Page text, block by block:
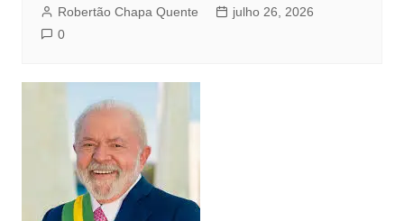
Robertão Chapa Quente
julho 26, 2026
0